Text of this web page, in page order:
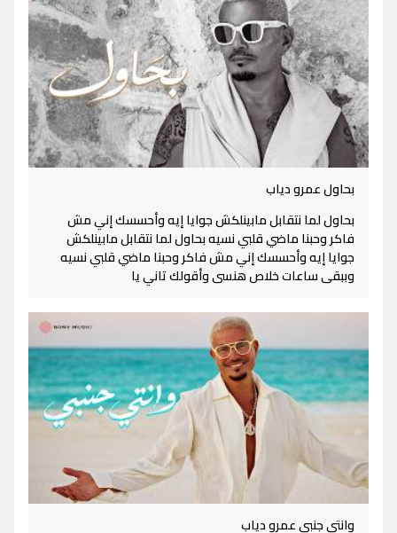
بحاول عمرو دياب
بحاول لما نتقابل مابينلكش جوايا إيه وأحسسك إني مش
فاكر وحبنا ماضي قلبي نسيه بحاول لما نتقابل مابينلكش
جوايا إيه وأحسسك إني مش فاكر وحبنا ماضي قلبي نسيه
وببقى ساعات خلاص هنسى وأقولك تاني يا
وانتي جنبي عمرو دياب